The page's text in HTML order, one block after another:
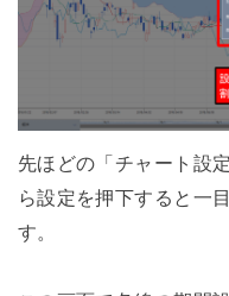
先ほどの「チャート設
ら設定を押下すると一
す。